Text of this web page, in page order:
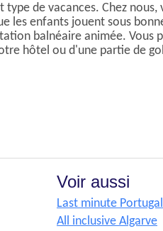
de vacances. Chez
les enfants jouent sous
balnéaire animée.
hôtel ou d'une partie de
Voir aussi
Last minute Portugal
All inclusive Algarve